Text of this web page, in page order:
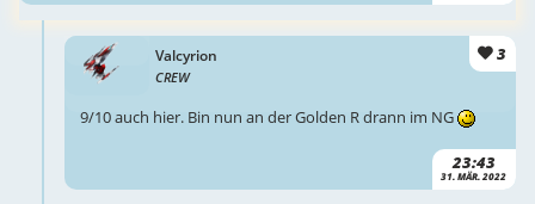
Valcyrion
CREW
3
23:43
31. MÄR. 2022
9/10 auch hier. Bin nun an der Golden R drann im NG